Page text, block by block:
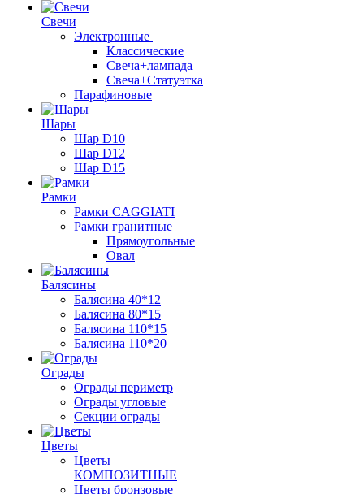
Свечи
Электронные
Классические
Свеча+лампада
Свеча+Статуэтка
Парафиновые
Шары
Шар D10
Шар D12
Шар D15
Рамки
Рамки CAGGIATI
Рамки гранитные
Прямоугольные
Овал
Балясины
Балясина 40*12
Балясина 80*15
Балясина 110*15
Балясина 110*20
Ограды
Ограды периметр
Ограды угловые
Секции ограды
Цветы
Цветы
КОМПОЗИТНЫЕ
Цветы бронзовые